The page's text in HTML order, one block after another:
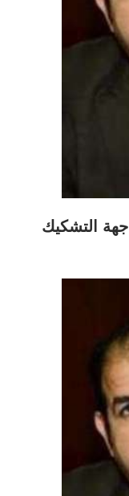
التشكيك